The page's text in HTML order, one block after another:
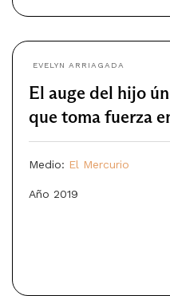
EVELYN ARRIAGADA
El auge del hijo
que toma fuerza
Medio: El Mercurio
Año 2019